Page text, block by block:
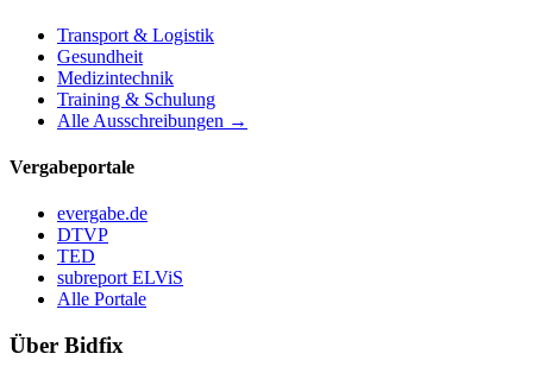
Transport & Logistik
Gesundheit
Medizintechnik
Training & Schulung
Alle Ausschreibungen →
Vergabeportale
evergabe.de
DTVP
TED
subreport ELViS
Alle Portale
Über Bidfix